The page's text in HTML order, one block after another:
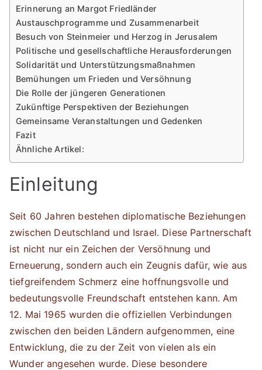
Erinnerung an Margot Friedländer
Austauschprogramme und Zusammenarbeit
Besuch von Steinmeier und Herzog in Jerusalem
Politische und gesellschaftliche Herausforderungen
Solidarität und Unterstützungsmaßnahmen
Bemühungen um Frieden und Versöhnung
Die Rolle der jüngeren Generationen
Zukünftige Perspektiven der Beziehungen
Gemeinsame Veranstaltungen und Gedenken
Fazit
Ähnliche Artikel:
Einleitung
Seit 60 Jahren bestehen diplomatische Beziehungen
zwischen Deutschland und Israel. Diese Partnerschaft
ist nicht nur ein Zeichen der Versöhnung und
Erneuerung, sondern auch ein Zeugnis dafür, wie aus
tiefgreifendem Schmerz eine hoffnungsvolle und
bedeutungsvolle Freundschaft entstehen kann. Am
12. Mai 1965 wurden die offiziellen Verbindungen
zwischen den beiden Ländern aufgenommen, eine
Entwicklung, die zu der Zeit von vielen als ein
Wunder angesehen wurde. Diese besondere